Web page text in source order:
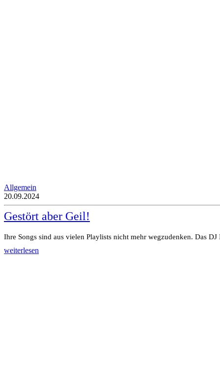
Allgemein
20.09.2024
Gestört aber Geil!
Ihre Songs sind aus vielen Playlists nicht mehr wegzudenken. Das
weiterlesen